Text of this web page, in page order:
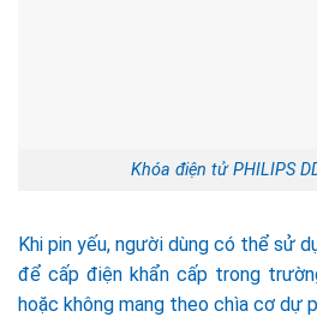
Khóa điện tử PHILIPS
Khi pin yếu, người dùng có thể sử
để cấp điện khẩn cấp trong
hoặc không mang theo chìa cơ dự